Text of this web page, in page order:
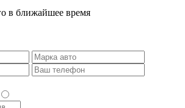
в ближайшее время